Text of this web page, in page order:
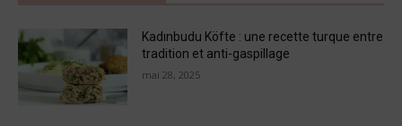
Kadınbudu Köfte : une recette turque entre
tradition et anti-gaspillage
mai 28, 2025